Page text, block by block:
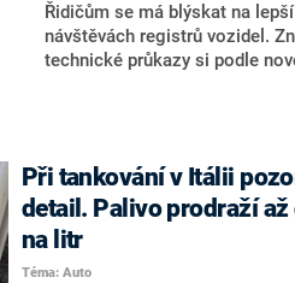
Řidičům se má blýskat na
návštěvách registrů vozidel.
technické průkazy si podle
míří do Sněmovny.
Při tankování v Itálii
detail. Palivo prodraží až
na litr
Téma: Auto